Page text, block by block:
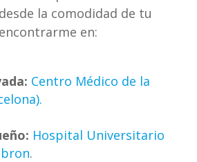
la comodidad de tu
en:
Centro Médico de la
Hospital Universitario
.